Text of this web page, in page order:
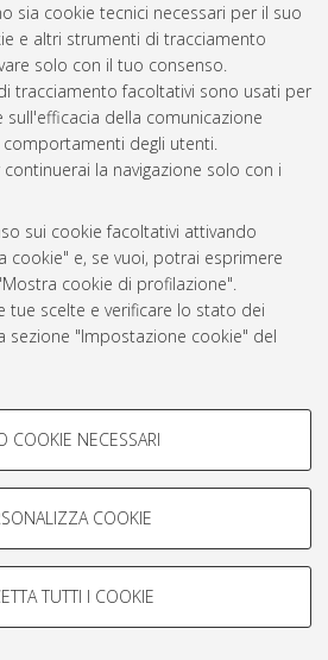
sia cookie tecnici necessari per il suo
e altri strumenti di tracciamento
solo con il tuo consenso.
tracciamento facoltativi sono usati per
sull'efficacia della comunicazione
degli utenti.
la navigazione solo con i
sui cookie facoltativi attivando
cookie" e, se vuoi, potrai esprimere
cookie di profilazione".
tue scelte e verificare lo stato dei
sezione "Impostazione cookie" del
-
per analizzare le caratteristiche della
profili in base al loro comportamento
COOKIE NECESSARI
COOKIE
TUTTI I COOKIE
e gestito da AlmaDL
- Università di Bologna, 2007-2026.